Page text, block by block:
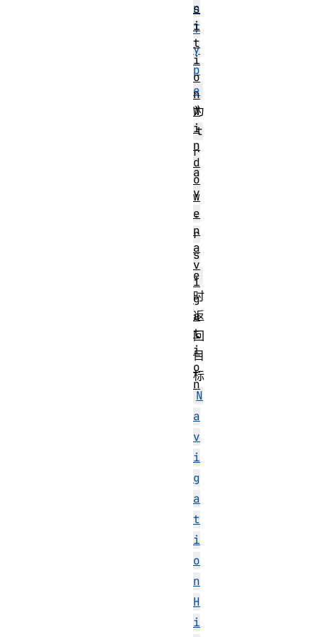
n
T
y
p
e
为
t
r
a
v
e
r
s
e
时
返
回
目
标
N
a
v
i
g
a
t
i
o
n
H
i
s
i
t
i
o
n
W
i
n
d
o
w
.
n
a
v
i
g
a
t
i
o
n